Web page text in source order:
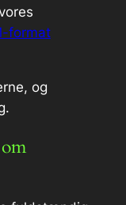
format
og